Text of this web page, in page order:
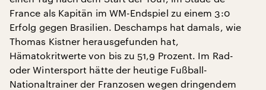
France als Kapitän im WM-Endspiel zu einem 3:0
Erfolg gegen Brasilien. Deschamps hat damals, wie
Thomas Kistner herausgefunden hat,
Hämatokritwerte von bis zu 51,9 Prozent. Im Rad-
oder Wintersport hätte der heutige Fußball-
Nationaltrainer der Franzosen wegen dringendem